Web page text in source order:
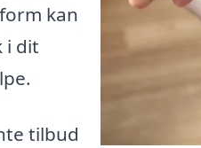
kan
i dit
tilbud